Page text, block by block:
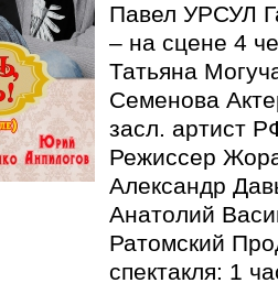
Павел УРСУЛ
– на сцене 4
Татьяна
Семенова
засл. артист
Режиссер
Александр
Анатолий
Ратомский
спектакля: 1